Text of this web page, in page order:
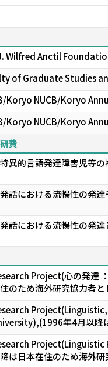
Wilfred Anctil
of Graduate Studies
Koryo NUCB/Koryo
Koryo NUCB/Koryo
費
特異的言語発達障害児等
発話における流暢性の発
発話における流暢性の発
Project(心の発達
のため海外研究協力者と
年4月以降
は日本在住のため海外